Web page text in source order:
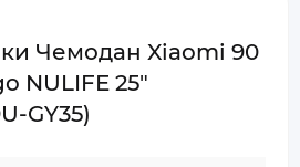
Чемодан Xiaomi 90
NULIFE 25"
GY35)